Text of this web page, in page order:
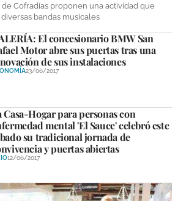
Cofradías proponen una actividad que
bandas musicales
El concesionario BMW San
Motor abre sus puertas tras una
de sus instalaciones
23/06/2017
Casa-Hogar para personas con
mental 'El Sauce' celebró este
su tradicional jornada de
y puertas abiertas
12/06/2017